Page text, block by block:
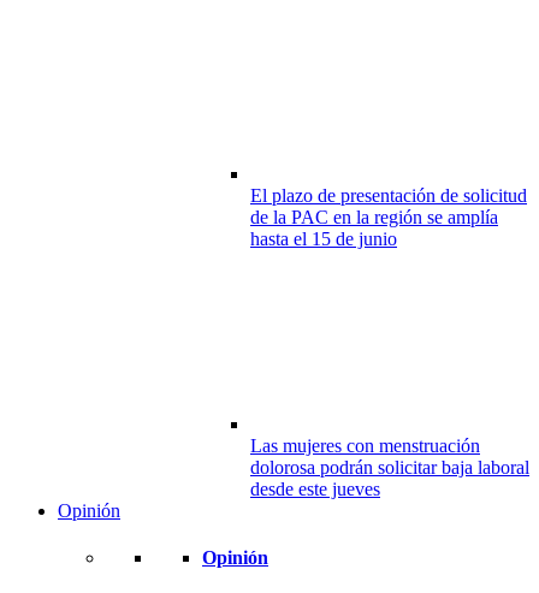
El plazo de presentación de solicitud
de la PAC en la región se amplía
hasta el 15 de junio
Las mujeres con menstruación
dolorosa podrán solicitar baja laboral
desde este jueves
Opinión
Opinión